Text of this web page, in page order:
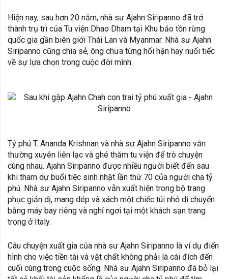
Hiện nay, sau hơn 20 năm, nhà sư Ajahn Siripanno đã trở
thành trụ trì của Tu viện Dhao Dham tại Khu bảo tồn rừng
quốc gia gần biên giới Thái Lan và Myanmar. Nhà sư Ajahn
Siripanno cũng chia sẻ, ông chưa từng hối hận hay nuối tiếc
về sự lựa chọn trong cuộc đời mình.
Tỷ phú T. Ananda Krishnan và nhà sư Ajahn Siripanno vẫn
thường xuyên liên lạc và ghé thăm tu viện để trò chuyện
cùng nhau. Ajahn Siripanno được nhiều người biết đến sau
khi tham dự buổi tiệc sinh nhật lần thứ 70 của người cha tỷ
phú. Nhà sư Ajahn Siripanno vẫn xuất hiện trong bộ trang
phục giản dị, mang dép và xách một chiếc túi nhỏ di chuyển
bằng máy bay riêng và nghỉ ngơi tại một khách sạn trang
trọng ở Italy.
Câu chuyện xuất gia của nhà sư Ajahn Siripanno là ví dụ điển
hình cho việc tiền tài và vật chất không phải là cái đích đến
cuối cùng trong cuộc sống. Nhà sư Ajahn Siripanno đã bỏ lại